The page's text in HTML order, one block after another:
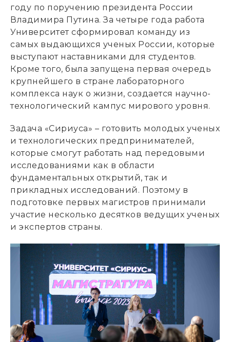
году по поручению президента России
Владимира Путина. За четыре года работа
Университет сформировал команду из
самых выдающихся ученых России, которые
выступают наставниками для студентов.
Кроме того, была запущена первая очередь
крупнейшего в стране лабораторного
комплекса наук о жизни, создается научно-
технологический кампус мирового уровня.
Задача «Сириуса» – готовить молодых ученых
и технологических предпринимателей,
которые смогут работать над передовыми
исследованиями как в области
фундаментальных открытий, так и
прикладных исследований. Поэтому в
подготовке первых магистров принимали
участие несколько десятков ведущих ученых
и экспертов страны.